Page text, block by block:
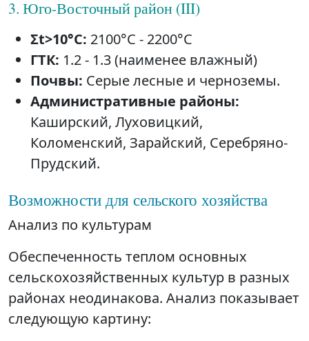
3. Юго-Восточный район (III)
Σt>10°C: 2100°C - 2200°C
ГТК: 1.2 - 1.3 (наименее влажный)
Почвы: Серые лесные и черноземы.
Административные районы:
Каширский, Луховицкий,
Коломенский, Зарайский, Серебряно-
Прудский.
Возможности для сельского хозяйства
Анализ по культурам
Обеспеченность теплом основных
сельскохозяйственных культур в разных
районах неодинакова. Анализ показывает
следующую картину: